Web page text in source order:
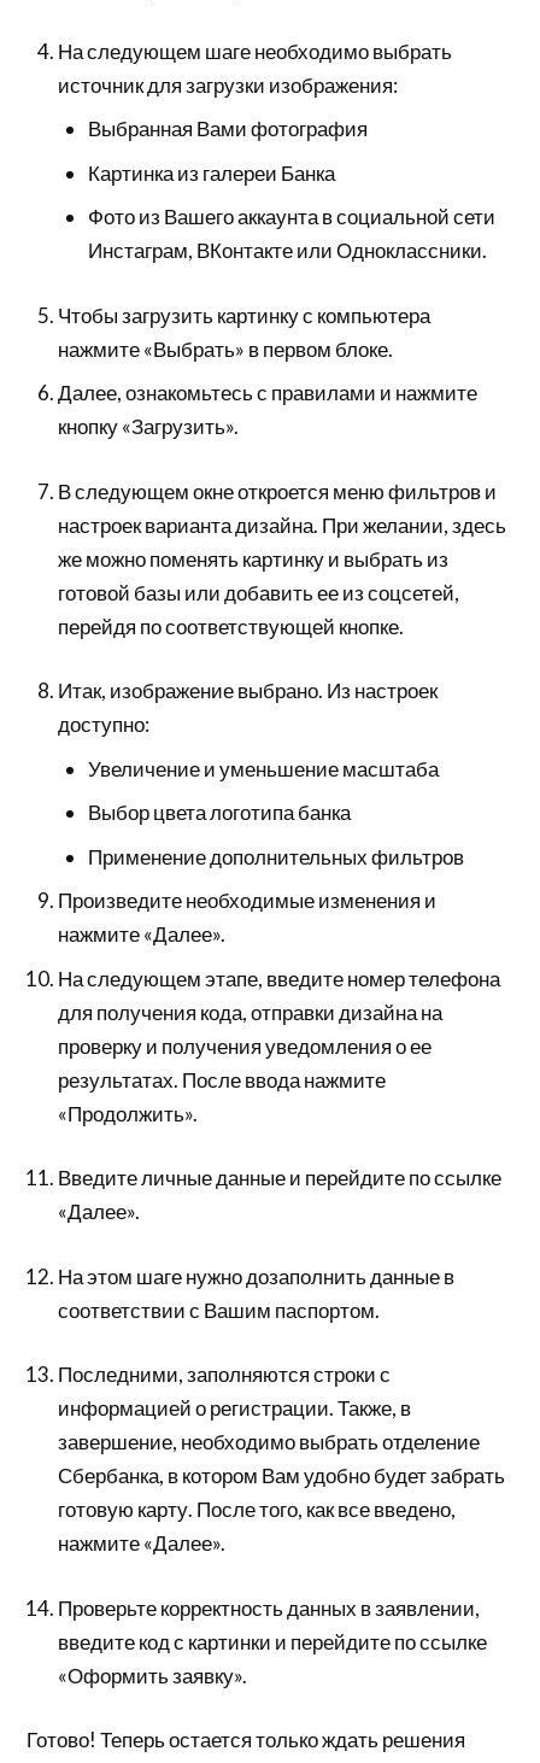
На следующем шаге необходимо выбрать
источник для загрузки изображения:
Выбранная Вами фотография
Картинка из галереи Банка
Фото из Вашего аккаунта в социальной сети
Инстаграм, ВКонтакте или Одноклассники.
Чтобы загрузить картинку с компьютера
нажмите «Выбрать» в первом блоке.
Далее, ознакомьтесь с правилами и нажмите
кнопку «Загрузить».
В следующем окне откроется меню фильтров и
настроек варианта дизайна. При желании, здесь
же можно поменять картинку и выбрать из
готовой базы или добавить ее из соцсетей,
перейдя по соответствующей кнопке.
Итак, изображение выбрано. Из настроек
доступно:
Увеличение и уменьшение масштаба
Выбор цвета логотипа банка
Применение дополнительных фильтров
Произведите необходимые изменения и
нажмите «Далее».
На следующем этапе, введите номер телефона
для получения кода, отправки дизайна на
проверку и получения уведомления о ее
результатах. После ввода нажмите
«Продолжить».
Введите личные данные и перейдите по ссылке
«Далее».
На этом шаге нужно дозаполнить данные в
соответствии с Вашим паспортом.
Последними, заполняются строки с
информацией о регистрации. Также, в
завершение, необходимо выбрать отделение
Сбербанка, в котором Вам удобно будет забрать
готовую карту. После того, как все введено,
нажмите «Далее».
Проверьте корректность данных в заявлении,
введите код с картинки и перейдите по ссылке
«Оформить заявку».
Готово! Теперь остается только ждать решения